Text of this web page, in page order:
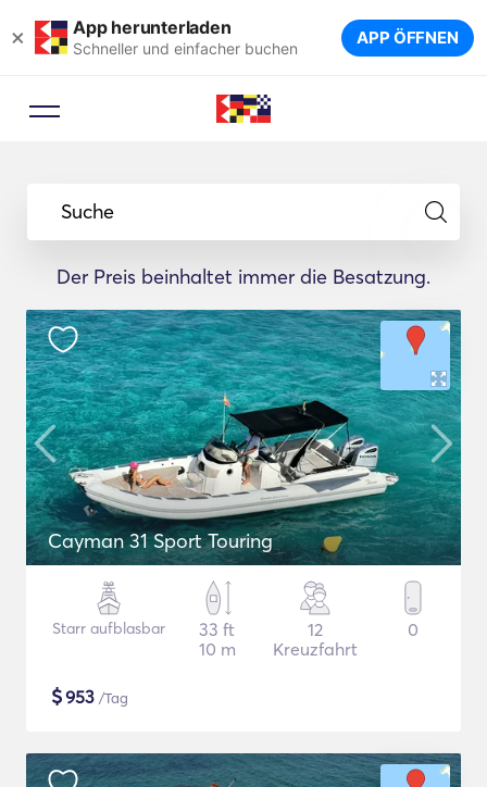
× App herunterladen
Schneller und einfacher buchen APP ÖFFNEN
Suche
Der Preis beinhaltet immer die Besatzung.
Cayman 31 Sport Touring
Starr aufblasbar
33 ft
10 m
12
Kreuzfahrt
0
$953 /Tag